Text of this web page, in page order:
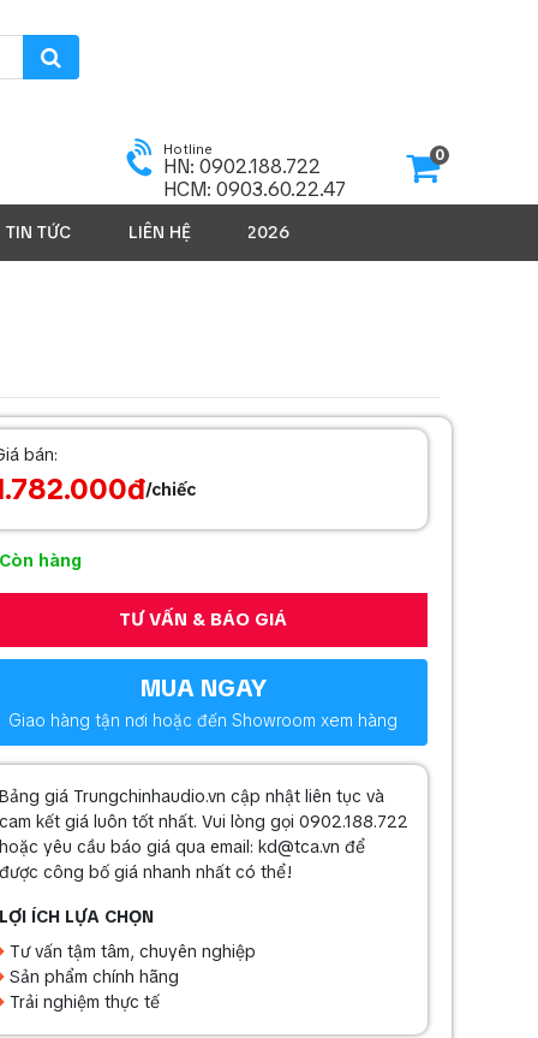
Hotline
HN: 0902.188.722
HCM: 0903.60.22.47
0
TIN TỨC LIÊN HỆ
bán:
/chiếc
hàng
TƯ VẤN & BÁO GIÁ
MUA NGAY
Giao hàng tận nơi hoặc đến Showroom xem hàng
Bảng giá Trungchinhaudio.vn cập nhật liên tục và
cam kết giá luôn tốt nhất. Vui lòng gọi 0902.188.722
hoặc yêu cầu báo giá qua email: kd@tca.vn để
được công bố giá nhanh nhất có thể!
LỢI ÍCH LỰA CHỌN
Tư vấn tậm tâm, chuyên nghiệp
Sản phẩm chính hãng
Trải nghiệm thực tế